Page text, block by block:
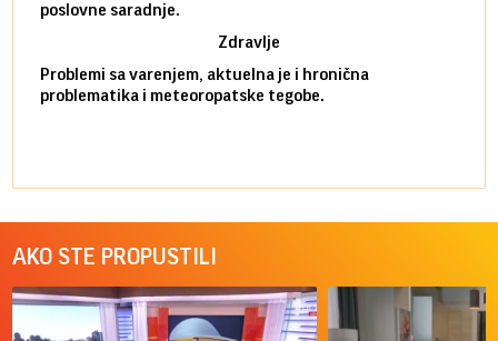
poslovne saradnje.
Zdravlje
Problemi sa varenjem, aktuelna je i hronična
problematika i meteoropatske tegobe.
AKO STE PROPUSTILI